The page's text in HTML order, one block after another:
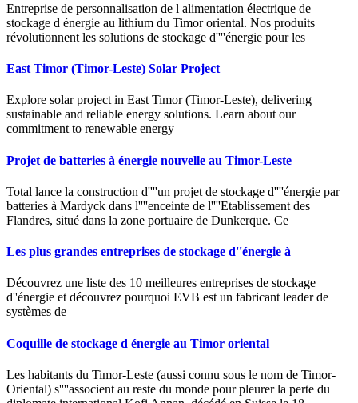
Entreprise de personnalisation de l alimentation électrique de
stockage d énergie au lithium du Timor oriental. Nos produits
révolutionnent les solutions de stockage d''''énergie pour les
East Timor (Timor-Leste) Solar Project
Explore solar project in East Timor (Timor-Leste), delivering
sustainable and reliable energy solutions. Learn about our
commitment to renewable energy
Projet de batteries à énergie nouvelle au Timor-Leste
Total lance la construction d''''un projet de stockage d''''énergie par
batteries à Mardyck dans l''''enceinte de l''''Etablissement des
Flandres, situé dans la zone portuaire de Dunkerque. Ce
Les plus grandes entreprises de stockage d''énergie à
Découvrez une liste des 10 meilleures entreprises de stockage
d''énergie et découvrez pourquoi EVB est un fabricant leader de
systèmes de
Coquille de stockage d énergie au Timor oriental
Les habitants du Timor-Leste (aussi connu sous le nom de Timor-
Oriental) s''''associent au reste du monde pour pleurer la perte du